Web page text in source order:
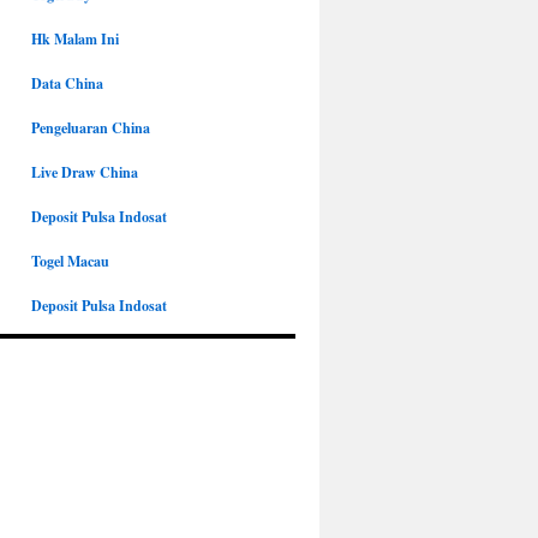
Hk Malam Ini
Data China
Pengeluaran China
Live Draw China
Deposit Pulsa Indosat
Togel Macau
Deposit Pulsa Indosat